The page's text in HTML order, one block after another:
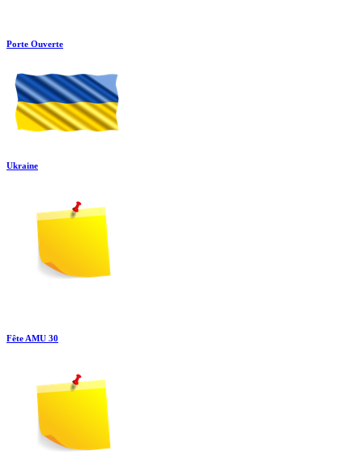
Porte Ouverte
Ukraine
Fête AMU 30